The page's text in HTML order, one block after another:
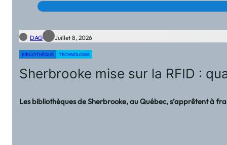
DAG Juillet 8, 2026
BIBLIOTHÈQUE TECHNOLOGIE
Sherbrooke mise sur la RFID :
Les bibliothèques de Sherbrooke, au Québec, s’apprêtent à